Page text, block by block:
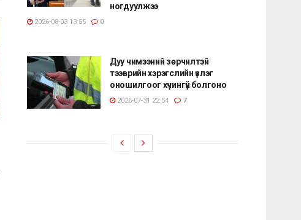
ногдуулжээ
2026-08-03 13:55 0
Дуу чимээний зөрчилтэй
тээврийн хэрэгслийн үзлэг
оношилгоог хүчингүй болгоно
2026-07-31 22:54 7